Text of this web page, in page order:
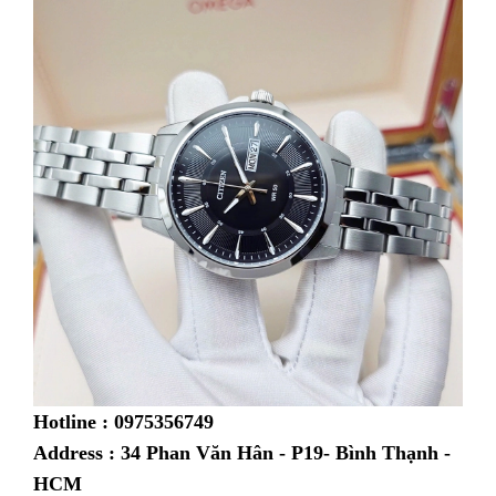
Hotline : 0975356749
Address : 34 Phan Văn Hân - P19- Bình Thạnh -
HCM